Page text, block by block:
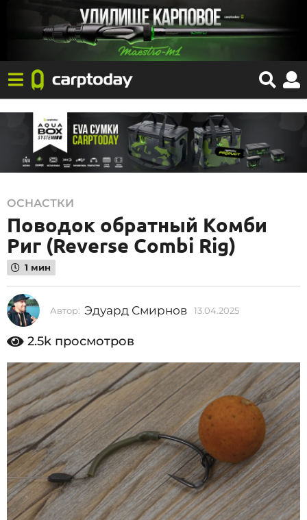
1
3
.
0
4
.
2
0
5
1
3
.
0
4
.
2
ОСНАСТКИ
Поводок обратный Комби
Риг (Reverse Combi Rig)
1 мин
Автор: Эдуард Смирнов 13.04.2025
4
.
2
0
2.5k просмотров